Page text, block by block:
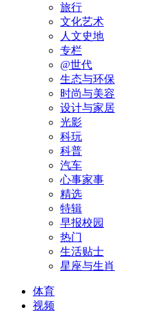
旅行
文化艺术
人文史地
专栏
@世代
生态与环保
时尚与美容
设计与家居
光影
科玩
科普
汽车
心事家事
精选
特辑
早报校园
热门
生活贴士
星座与生肖
体育
视频